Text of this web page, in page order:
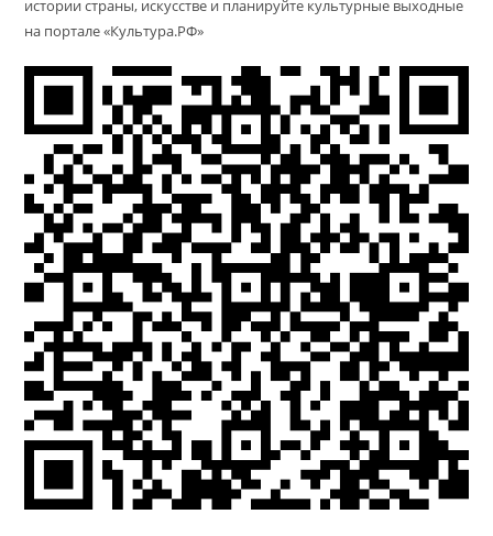
истории страны, искусстве и планируйте культурные выходные
на портале «Культура.РФ»